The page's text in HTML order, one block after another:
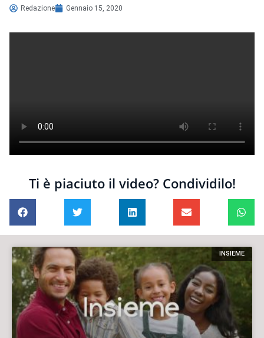
Redazione Gennaio 15, 2020
Ti è piaciuto il video? Condividilo!
INSIEME